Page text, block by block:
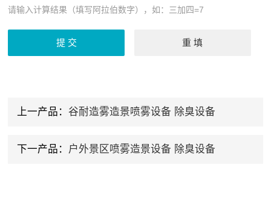
请输入计算结果（填写阿拉伯数字），如：三加四=7
上一产品： 谷耐造雾造景喷雾设备 除臭设备
下一产品： 户外景区喷雾造景设备 除臭设备